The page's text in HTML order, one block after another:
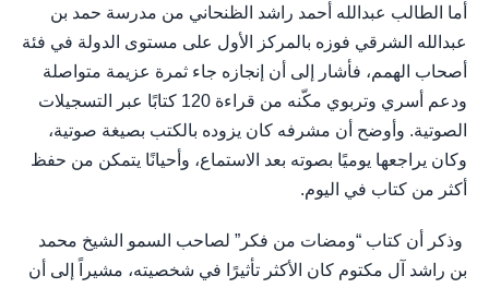
أما الطالب عبدالله أحمد راشد الظنحاني من مدرسة حمد بن
عبدالله الشرقي فوزه بالمركز الأول على مستوى الدولة في فئة
أصحاب الهمم، فأشار إلى أن إنجازه جاء ثمرة عزيمة متواصلة
ودعم أسري وتربوي مكّنه من قراءة 120 كتابًا عبر التسجيلات
الصوتية. وأوضح أن مشرفه كان يزوده بالكتب بصيغة صوتية،
وكان يراجعها يوميًا بصوته بعد الاستماع، وأحيانًا يتمكن من حفظ
أكثر من كتاب في اليوم.
وذكر أن كتاب “ومضات من فكر” لصاحب السمو الشيخ محمد
بن راشد آل مكتوم كان الأكثر تأثيرًا في شخصيته، مشيراً إلى أن